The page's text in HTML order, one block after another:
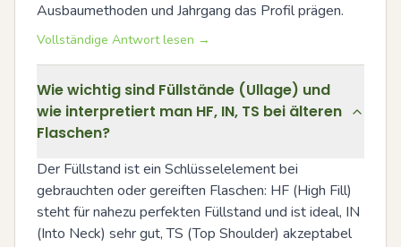
Ausbaumethoden und Jahrgang das Profil prägen.
Vollständige Antwort lesen →
Wie wichtig sind Füllstände (Ullage) und
wie interpretiert man HF, IN, TS bei älteren
Flaschen?
Der Füllstand ist ein Schlüsselelement bei
gebrauchten oder gereiften Flaschen: HF (High Fill)
steht für nahezu perfekten Füllstand und ist ideal, IN
(Into Neck) sehr gut, TS (Top Shoulder) akzeptabel